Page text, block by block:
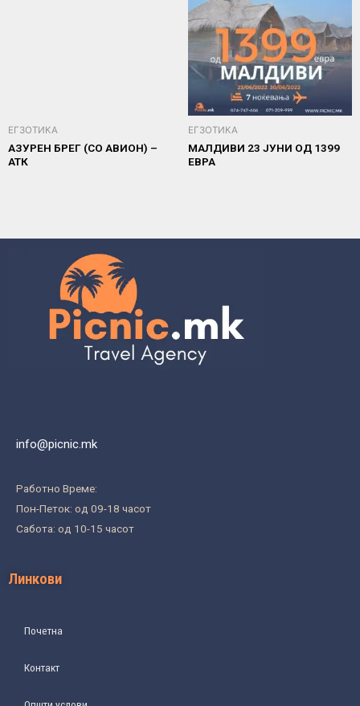
ЕГЗОТИКА
АЗУРЕН БРЕГ (СО АВИОН) –
АТК
ЕГЗОТИКА
МАЛДИВИ 23 ЈУНИ ОД 1399
ЕВРА
info@picnic.mk
Работно Време:
Пон-Петок: од 09-18 часот
Сабота: од 10-15 часот
Линкови
Почетна
Контакт